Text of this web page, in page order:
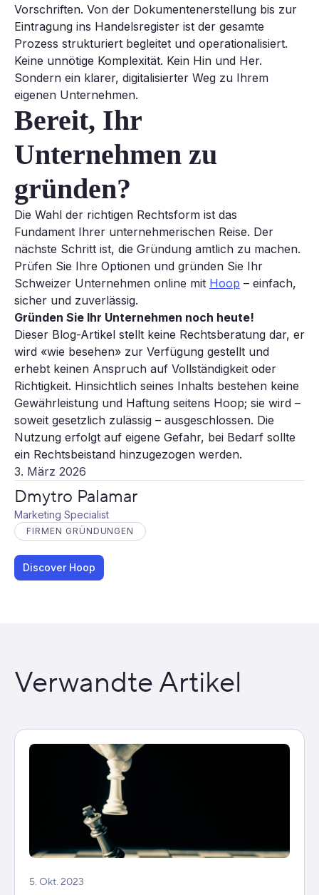
3. März 2026
Dmytro Palamar
Marketing Specialist
FIRMEN GRÜNDUNGEN
Discover Hoop
Vorschriften. Von der Dokumentenerstellung bis zur
Eintragung ins Handelsregister ist der gesamte
Prozess strukturiert begleitet und operationalisiert.
Keine unnötige Komplexität. Kein Hin und Her.
Sondern ein klarer, digitalisierter Weg zu Ihrem
eigenen Unternehmen.
Bereit, Ihr
Unternehmen zu
gründen?
Die Wahl der richtigen Rechtsform ist das
Fundament Ihrer unternehmerischen Reise. Der
nächste Schritt ist, die Gründung amtlich zu machen.
Prüfen Sie Ihre Optionen und gründen Sie Ihr
Schweizer Unternehmen online mit Hoop – einfach,
sicher und zuverlässig.
Gründen Sie Ihr Unternehmen noch heute!
Dieser Blog-Artikel stellt keine Rechtsberatung dar, er
wird «wie besehen» zur Verfügung gestellt und
erhebt keinen Anspruch auf Vollständigkeit oder
Richtigkeit. Hinsichtlich seines Inhalts bestehen keine
Gewährleistung und Haftung seitens Hoop; sie wird –
soweit gesetzlich zulässig – ausgeschlossen. Die
Nutzung erfolgt auf eigene Gefahr, bei Bedarf sollte
ein Rechtsbeistand hinzugezogen werden.
Verwandte Artikel
5. Okt. 2023